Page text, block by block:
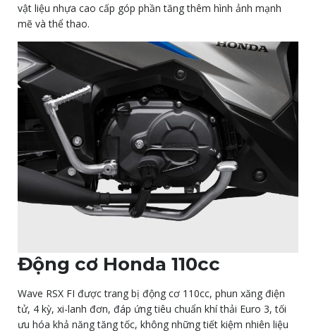
vật liệu nhựa cao cấp góp phần tăng thêm hình ảnh mạnh
mẽ và thể thao.
Động cơ Honda 110cc
Wave RSX FI được trang bị động cơ 110cc, phun xăng điện
tử, 4 kỳ, xi-lanh đơn, đáp ứng tiêu chuẩn khí thải Euro 3, tối
ưu hóa khả năng tăng tốc, không những tiết kiệm nhiên liệu